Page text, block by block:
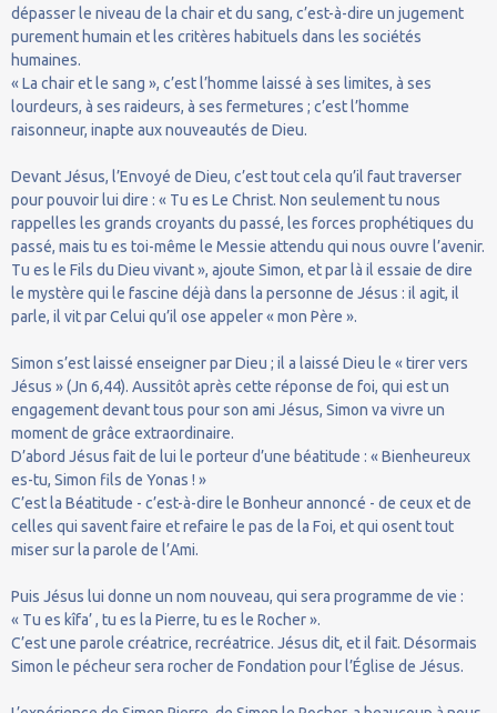
dépasser le niveau de la chair et du sang, c’est-à-dire un jugement
purement humain et les critères habituels dans les sociétés
humaines.
« La chair et le sang », c’est l’homme laissé à ses limites, à ses
lourdeurs, à ses raideurs, à ses fermetures ; c’est l’homme
raisonneur, inapte aux nouveautés de Dieu.
Devant Jésus, l’Envoyé de Dieu, c’est tout cela qu’il faut traverser
pour pouvoir lui dire : « Tu es Le Christ. Non seulement tu nous
rappelles les grands croyants du passé, les forces prophétiques du
passé, mais tu es toi-même le Messie attendu qui nous ouvre l’avenir.
Tu es le Fils du Dieu vivant », ajoute Simon, et par là il essaie de dire
le mystère qui le fascine déjà dans la personne de Jésus : il agit, il
parle, il vit par Celui qu’il ose appeler « mon Père ».
Simon s’est laissé enseigner par Dieu ; il a laissé Dieu le « tirer vers
Jésus » (Jn 6,44). Aussitôt après cette réponse de foi, qui est un
engagement devant tous pour son ami Jésus, Simon va vivre un
moment de grâce extraordinaire.
D’abord Jésus fait de lui le porteur d’une béatitude : « Bienheureux
es-tu, Simon fils de Yonas ! »
C’est la Béatitude - c’est-à-dire le Bonheur annoncé - de ceux et de
celles qui savent faire et refaire le pas de la Foi, et qui osent tout
miser sur la parole de l’Ami.
Puis Jésus lui donne un nom nouveau, qui sera programme de vie :
« Tu es kîfa’ , tu es la Pierre, tu es le Rocher ».
C’est une parole créatrice, recréatrice. Jésus dit, et il fait. Désormais
Simon le pécheur sera rocher de Fondation pour l’Église de Jésus.